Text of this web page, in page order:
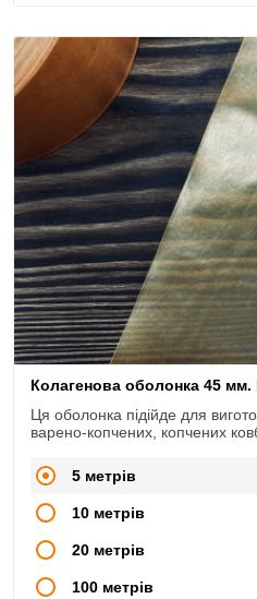
Колагенова оболонка 45 мм.
Ця оболонка підійде для
5 метрів
10 метрів
20 метрів
100 метрів